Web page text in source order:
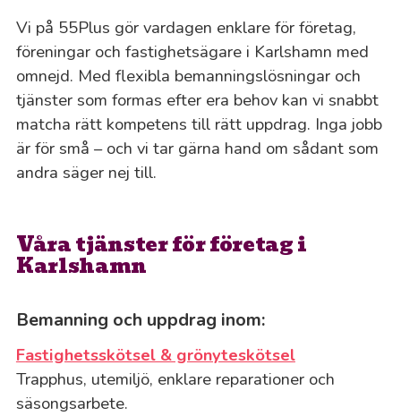
Vi på 55Plus gör vardagen enklare för företag,
föreningar och fastighetsägare i Karlshamn med
omnejd. Med flexibla bemanningslösningar och
tjänster som formas efter era behov kan vi snabbt
matcha rätt kompetens till rätt uppdrag. Inga jobb
är för små – och vi tar gärna hand om sådant som
andra säger nej till.
Våra tjänster för företag i
Karlshamn
Bemanning och uppdrag inom:
Fastighetsskötsel & grönyteskötsel
Trapphus, utemiljö, enklare reparationer och
säsongsarbete.